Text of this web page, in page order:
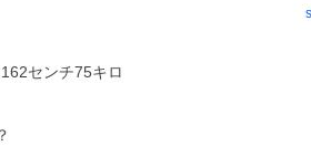
センチ75キロ